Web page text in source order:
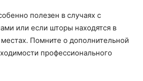
полезен в случаях с
или если шторы находятся в
Помните о дополнительной
профессионального